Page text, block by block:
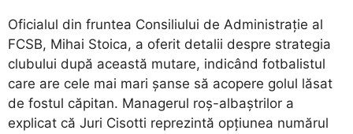
​Oficialul din fruntea Consiliului de Administrație al
FCSB, Mihai Stoica, a oferit detalii despre strategia
clubului după această mutare, indicând fotbalistul
care are cele mai mari șanse să acopere golul lăsat
de fostul căpitan. Managerul roș-albaștrilor a
explicat că Juri Cisotti reprezintă opțiunea numărul